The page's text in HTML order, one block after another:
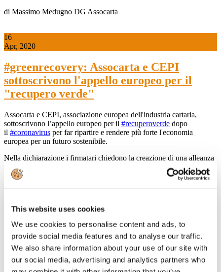
This website uses cookies
We use cookies to personalise content and ads, to
provide social media features and to analyse our traffic.
We also share information about your use of our site with
our social media, advertising and analytics partners who
di Massimo Medugno DG Assocarta
16
Apr, 2020
#greenrecovery: Assocarta e CEPI
sottoscrivono l'appello europeo per il
"recupero verde"
Assocarta e CEPI, associazione europea dell'industria cartaria,
sottoscrivono l’appello europeo per il #recuperoverde dopo
il #coronavirus per far ripartire e rendere più forte l'economia
europea per un futuro sostenibile.
Nella dichiarazione i firmatari chiedono la creazione di una alleanza
globale di decisori politici di tutti i partiti, di leader sia aziendali che
del mondo finanziario, ONG, think tank, stakeholder per il sostegno
suhttps://www.corriere.it/ambiente/20_aprile_14/appello-europeo-il-
recupero-verde-il-coronavirus-3
Leggi il comunicato stampa di
CEPI http://www.cepi.org/Green%20Recovery